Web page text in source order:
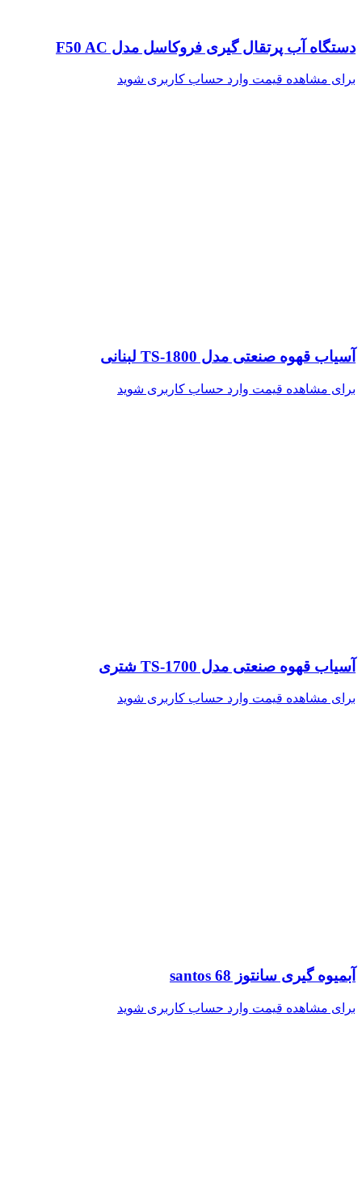
دستگاه آب پرتقال گیری فروکاسل مدل F50 AC
برای مشاهده قیمت وارد حساب کاربری شوید
آسیاب قهوه صنعتی مدل TS-1800 لبنانی
برای مشاهده قیمت وارد حساب کاربری شوید
آسیاب قهوه صنعتی مدل TS-1700 شتری
برای مشاهده قیمت وارد حساب کاربری شوید
آبمیوه گیری سانتوز santos 68
برای مشاهده قیمت وارد حساب کاربری شوید